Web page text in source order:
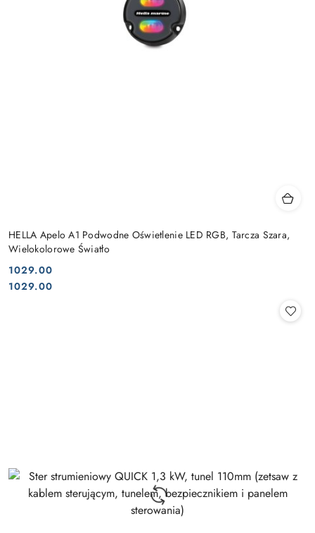
HELLA Apelo A1 Podwodne Oświetlenie LED RGB, Tarcza Szara,
Wielokolorowe Światło
Cena:
1029.00
Cena:
1029.00